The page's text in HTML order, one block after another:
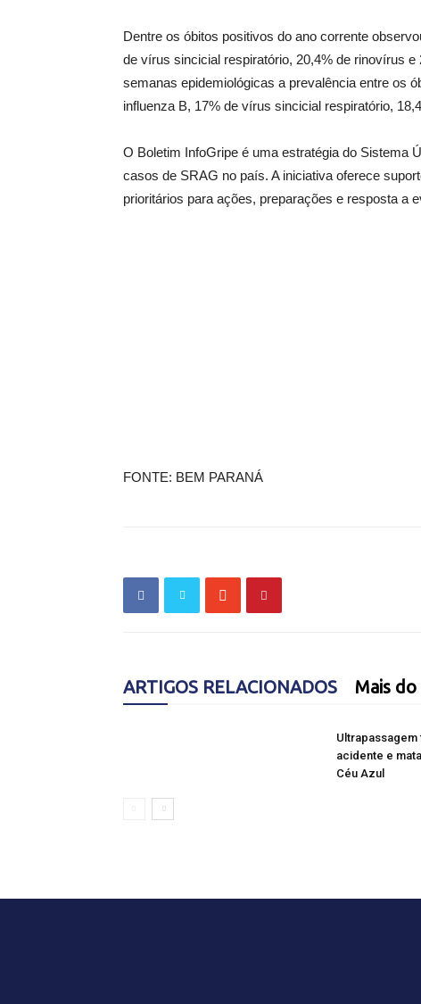
Dentre os óbitos positivos do ano corrente
de vírus sincicial respiratório, 20,4% de rinovírus
semanas epidemiológicas a prevalência entre os
influenza B, 17% de vírus sincicial respiratório,
O Boletim InfoGripe é uma estratégia do Sistema
casos de SRAG no país. A iniciativa oferece
prioritários para ações, preparações e resposta a
FONTE: BEM PARANÁ
ARTIGOS RELACIONADOS Mais
acidente e
Céu Azul